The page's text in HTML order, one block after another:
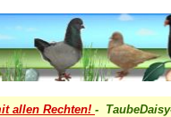
allen Rechten! -